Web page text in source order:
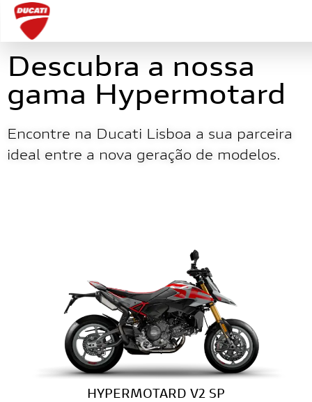
Descubra a nossa
gama Hypermotard
Encontre na Ducati Lisboa a sua parceira
ideal entre a nova geração de modelos.
HYPERMOTARD V2 SP